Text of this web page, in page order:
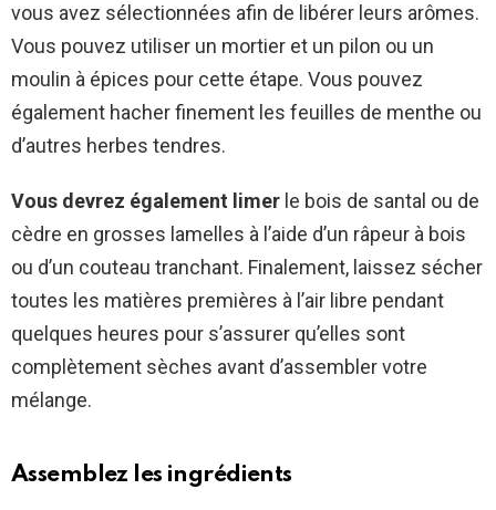
vous avez sélectionnées afin de libérer leurs arômes.
Vous pouvez utiliser un mortier et un pilon ou un
moulin à épices pour cette étape. Vous pouvez
également hacher finement les feuilles de menthe ou
d’autres herbes tendres.
Vous devrez également limer le bois de santal ou de
cèdre en grosses lamelles à l’aide d’un râpeur à bois
ou d’un couteau tranchant. Finalement, laissez sécher
toutes les matières premières à l’air libre pendant
quelques heures pour s’assurer qu’elles sont
complètement sèches avant d’assembler votre
mélange.
Assemblez les ingrédients